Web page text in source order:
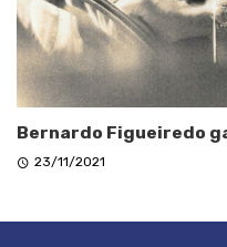
Bernardo Figueiredo
23/11/2021